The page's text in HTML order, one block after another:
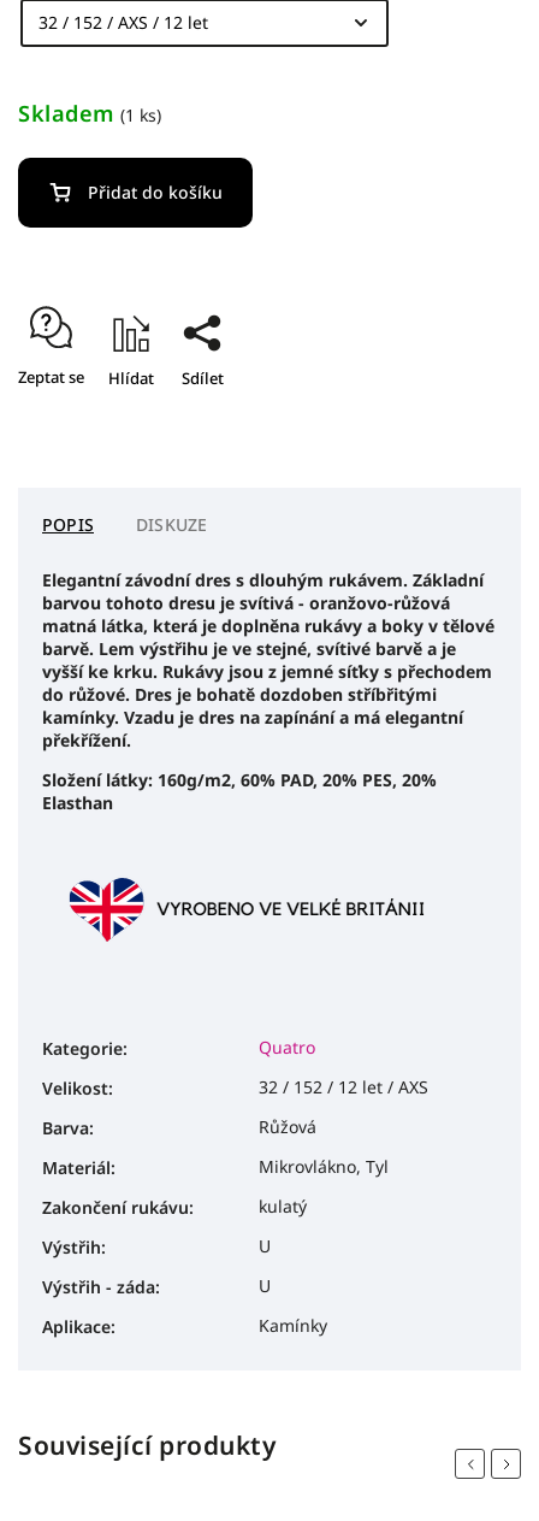
Skladem (1 ks)
Přidat do košíku
Zeptat se Hlídat Sdílet
POPIS DISKUZE
Elegantní závodní dres s dlouhým rukávem. Základní
barvou tohoto dresu je svítivá - oranžovo-růžová
matná látka, která je doplněna rukávy a boky v tělové
barvě. Lem výstřihu je ve stejné, svítivé barvě a je
vyšší ke krku. Rukávy jsou z jemné síťky s přechodem
do růžové. Dres je bohatě dozdoben stříbřitými
kamínky. Vzadu je dres na zapínání a má elegantní
překřížení.
Složení látky: 160g/m2, 60% PAD, 20% PES, 20%
Elasthan
Kategorie:
Quatro
Velikost:
32 / 152 / 12 let / AXS
Barva:
Růžová
Materiál:
Mikrovlákno, Tyl
Zakončení rukávu:
kulatý
Výstřih:
U
Výstřih - záda:
U
Aplikace: Kamínky
Související produkty
Previous
Next